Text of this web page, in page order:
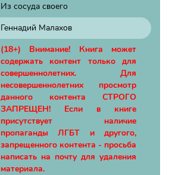
Из сосуда своего
Геннадий Малахов
(18+) Внимание! Книга может
содержать контент только для
совершеннолетних. Для
несовершеннолетних просмотр
данного контента СТРОГО
ЗАПРЕЩЕН! Если в книге
присутствует наличие
пропаганды ЛГБТ и другого,
запрещенного контента - просьба
написать на почту для удаления
материала.